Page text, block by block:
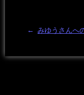
← みゆうさんへ